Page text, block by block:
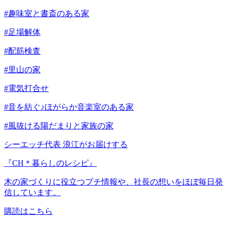
#趣味室と書斎のある家
#足場解体
#配筋検査
#里山の家
#電気打合せ
#音を紡ぐ♪ほがらか音楽室のある家
#風抜ける陽だまりと家族の家
シーエッチ代表 浪江がお届けする
『CH＊暮らしのレシピ』
木の家づくりに役立つプチ情報や、社長の想いをほぼ毎日発
信しています。
購読はこちら